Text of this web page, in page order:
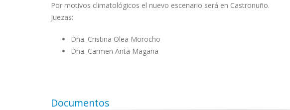
Por motivos climatológicos el nuevo escenario será en Castronuño.
Juezas:
Dña. Cristina Olea Morocho
Dña. Carmen Anta Magaña
Documentos